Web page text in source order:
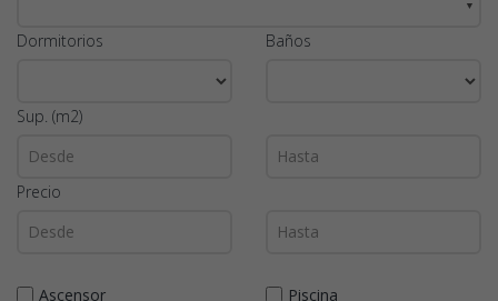
▼
Dormitorios Baños
Sup. (m2)
Precio
Ascensor
Piscina